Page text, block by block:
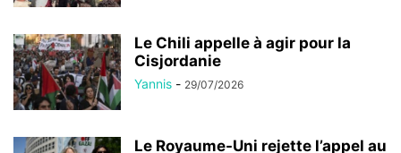
Le Chili appelle à agir pour la
Cisjordanie
Yannis - 29/07/2026
Le Royaume-Uni rejette l’appel au